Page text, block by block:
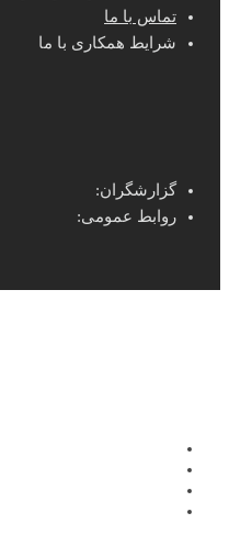
تماس با ما
شرایط همکاری با ما
گزارشگران:
روابط عمومی: